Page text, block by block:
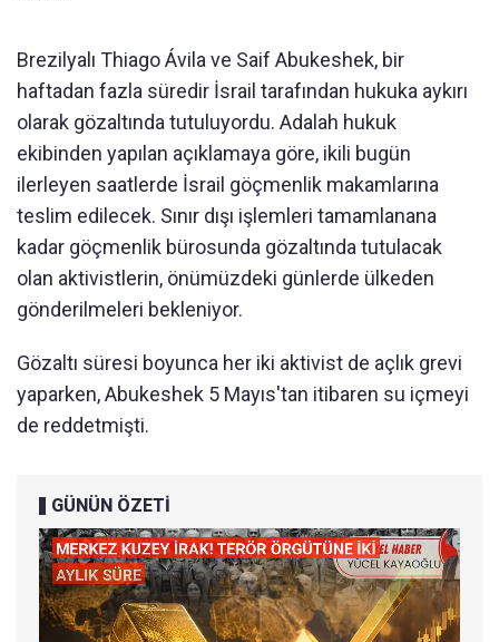
Brezilyalı Thiago Ávila ve Saif Abukeshek, bir
haftadan fazla süredir İsrail tarafından hukuka aykırı
olarak gözaltında tutuluyordu. Adalah hukuk
ekibinden yapılan açıklamaya göre, ikili bugün
ilerleyen saatlerde İsrail göçmenlik makamlarına
teslim edilecek. Sınır dışı işlemleri tamamlanana
kadar göçmenlik bürosunda gözaltında tutulacak
olan aktivistlerin, önümüzdeki günlerde ülkeden
gönderilmeleri bekleniyor.
Gözaltı süresi boyunca her iki aktivist de açlık grevi
yaparken, Abukeshek 5 Mayıs'tan itibaren su içmeyi
de reddetmişti.
GÜNÜN ÖZETİ